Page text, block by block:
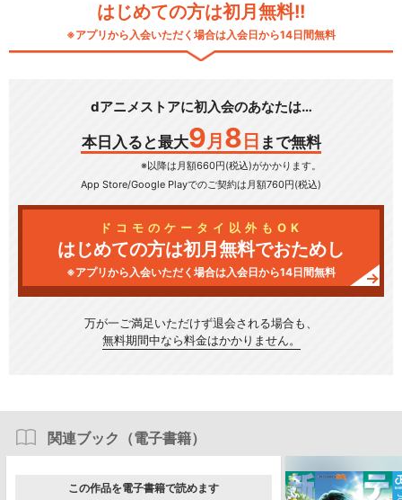
はじめての方は初月無料!!
※アプリから入会いただく場合は入会日から14日間無料
dアニメストアに初入会のあなたは…
本日入ると最大9 月 8 日 まで無料
※以降は月額660円(税込)がかかります。
App Store/Google Playでのご契約は月額760円(税込)
ドコモのケータイ以外もOK
はじめての方は初月無料でおためし
※アプリから入会いただく場合は入会日から14日間無料
万が一ご満足いただけず退会される場合も、
無料期間中なら料金はかかりません。
関連ブック（電子書籍）
この作品を電子書籍で読めます